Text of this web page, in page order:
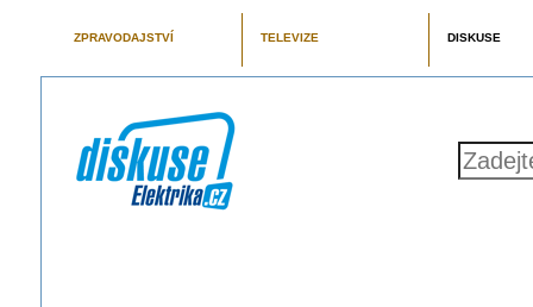
ZPRAVODAJSTVÍ TELEVIZE DISKUSE